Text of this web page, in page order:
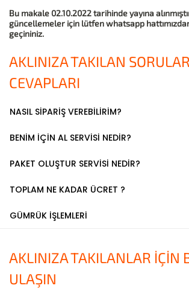
Bu makale 02.10.2022 tarihinde yayına
güncellemeler için lütfen whatsapp
geçininiz.
AKLINIZA TAKILAN
CEVAPLARI
NASIL SİPARİŞ VEREBİLİRİM?
BENİM İÇİN AL SERVİSİ NEDİR?
PAKET OLUŞTUR SERVİSİ NEDİR?
TOPLAM NE KADAR ÜCRET ?
GÜMRÜK İŞLEMLERİ
AKLINIZA TAKILANLAR İÇİN
ULAŞIN